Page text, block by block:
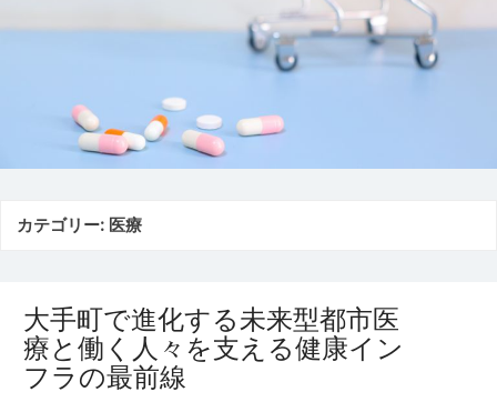
カテゴリー: 医療
大手町で進化する未来型都市医
療と働く人々を支える健康イン
フラの最前線